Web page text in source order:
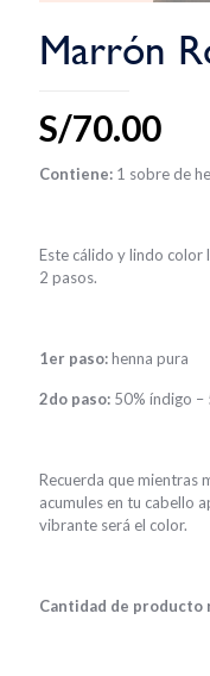
Marrón
S/70.00
Contiene: 1 sobre de
Este cálido y lindo color
2 pasos.
1er paso:henna pura
2do paso: 50% índigo –
Recuerda que mientras
acumules en tu cabello
vibrante será el color.
Cantidad de producto